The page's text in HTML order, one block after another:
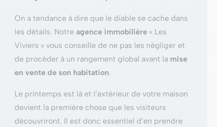
On a tendance à dire que le diable se cache dans
les détails. Notre agence immobilière « Les
Viviers » vous conseille de ne pas les négliger et
de procéder à un rangement global avant la mise
en vente de son habitation.
Le printemps est là et l’extérieur de votre maison
devient la première chose que les visiteurs
découvriront. Il est donc essentiel d’en prendre